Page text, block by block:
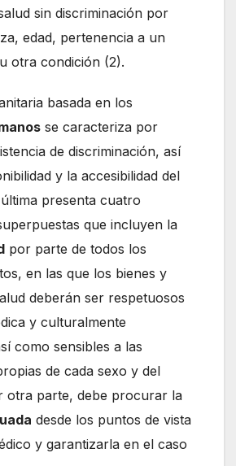
sin discriminación por
edad, pertenencia a un
otra condición (2).
basada en los
se caracteriza por
de discriminación, así
y la accesibilidad del
presenta cuatro
que incluyen la
por parte de todos los
en las que los bienes y
deberán ser respetuosos
y culturalmente
como sensibles a las
de cada sexo y del
otra parte, debe procurar la
desde los puntos de vista
y garantizarla en el caso